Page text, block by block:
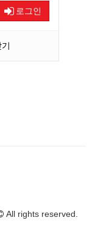
로그인
All rights reserved.